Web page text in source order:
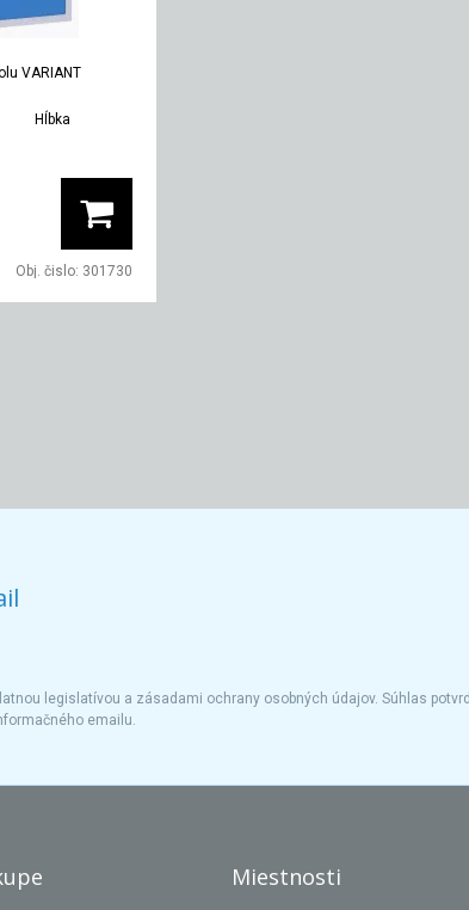
VARIANT
Hĺbka
Obj. čislo: 301730
legislatívou a zásadami ochrany osobných údajov. Súhlas
emailu.
Miestnosti